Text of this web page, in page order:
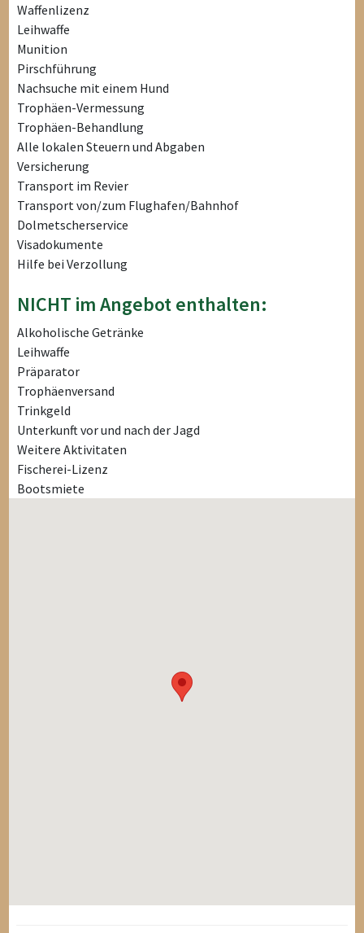
Waffenlizenz
Leihwaffe
Munition
Pirschführung
Nachsuche mit einem Hund
Trophäen-Vermessung
Trophäen-Behandlung
Alle lokalen Steuern und Abgaben
Versicherung
Transport im Revier
Transport von/zum Flughafen/Bahnhof
Dolmetscherservice
Visadokumente
Hilfe bei Verzollung
NICHT im Angebot enthalten:
Alkoholische Getränke
Leihwaffe
Präparator
Trophäenversand
Trinkgeld
Unterkunft vor und nach der Jagd
Weitere Aktivitaten
Fischerei-Lizenz
Bootsmiete